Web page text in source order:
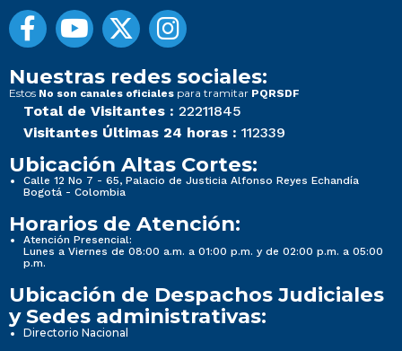
Nuestras redes sociales:
Estos No son canales oficiales para tramitar PQRSDF
Total de Visitantes : 22211845
Visitantes Últimas 24 horas : 112339
Ubicación Altas Cortes:
Calle 12 No 7 - 65, Palacio de Justicia Alfonso Reyes Echandía
Bogotá - Colombia
Horarios de Atención:
Atención Presencial:
Lunes a Viernes de 08:00 a.m. a 01:00 p.m. y de 02:00 p.m. a 05:00
p.m.
Ubicación de Despachos Judiciales
y Sedes administrativas:
Directorio Nacional